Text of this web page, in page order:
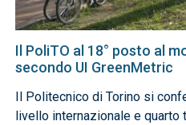
Il PoliTO al 18° posto al
secondo UI GreenMetric
Il Politecnico di Torino si
livello internazionale e quarto